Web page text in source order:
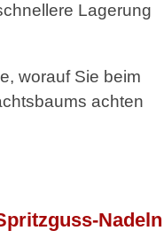
Lagerung
worauf Sie beim
achten
Nadeln